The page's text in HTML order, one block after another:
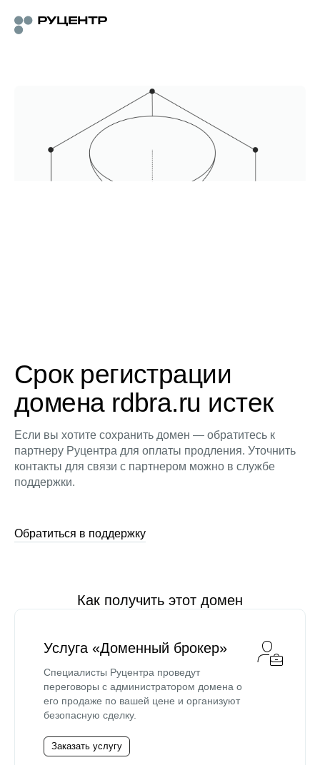
Срок регистрации
домена rdbra.ru истек
Если вы хотите сохранить домен — обратитесь к
партнеру Руцентра для оплаты продления. Уточнить
контакты для связи с партнером можно в службе
поддержки.
Обратиться в поддержку
Как получить этот домен
Услуга «Доменный брокер»
Специалисты Руцентра проведут
переговоры с администратором домена о
его продаже по вашей цене и организуют
безопасную сделку.
Заказать услугу